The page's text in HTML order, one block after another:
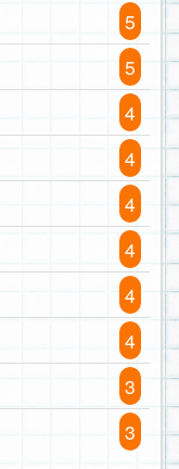
5
5
4
4
4
4
4
4
3
3